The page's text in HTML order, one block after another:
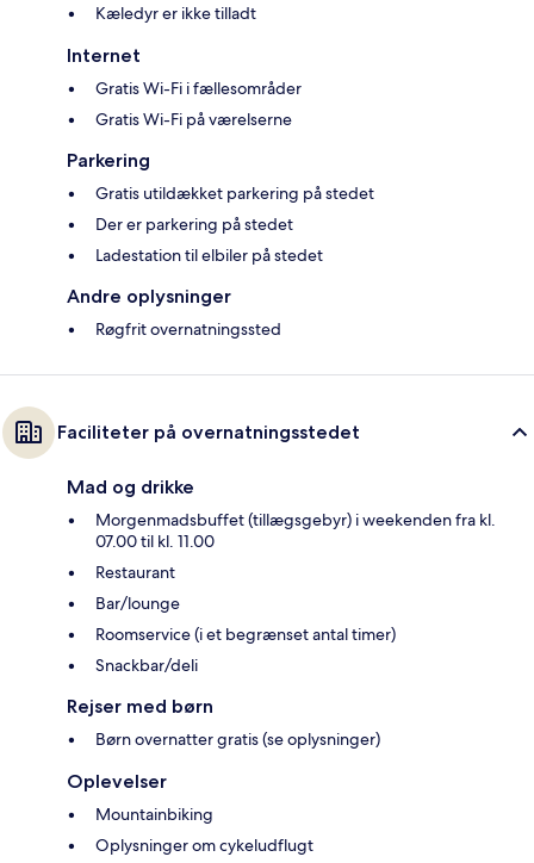
Kæledyr er ikke tilladt
Internet
Gratis Wi-Fi i fællesområder
Gratis Wi-Fi på værelserne
Parkering
Gratis utildækket parkering på stedet
Der er parkering på stedet
Ladestation til elbiler på stedet
Andre oplysninger
Røgfrit overnatningssted
Faciliteter på overnatningsstedet
Mad og drikke
Morgenmadsbuffet (tillægsgebyr) i weekenden fra kl.
07.00 til kl. 11.00
Restaurant
Bar/lounge
Roomservice (i et begrænset antal timer)
Snackbar/deli
Rejser med børn
Børn overnatter gratis (se oplysninger)
Oplevelser
Mountainbiking
Oplysninger om cykeludflugt